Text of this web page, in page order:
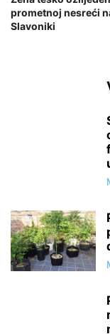
prometnoj nesreći
Slavoniki